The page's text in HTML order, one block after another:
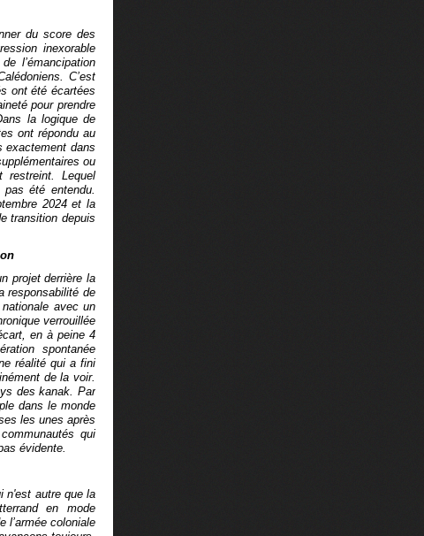
du score des
inexorable
l’émancipation
C’est
ont été écartées
pour prendre
la logique de
ont répondu au
exactement dans
ou
Lequel
été entendu.
2024 et la
transition depuis
projet derrière la
responsabilité de
avec un
verrouillée
en à peine 4
spontanée
réalité qui a fini
de la voir.
des kanak. Par
dans le monde
les unes après
qui
évidente.
n'est autre que la
en mode
l’armée coloniale